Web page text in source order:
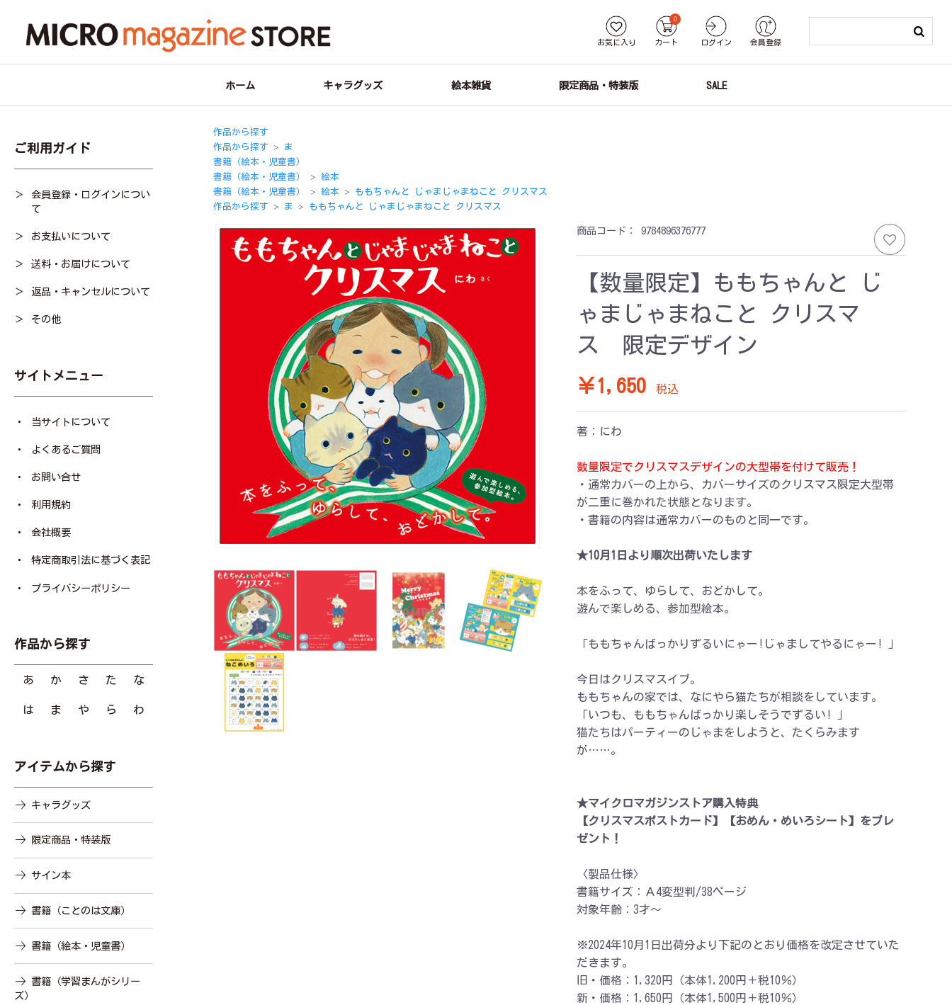
お気に入り カート
0
ログイン 会員登録
ホーム キャラグッズ 絵本雑貨 限定商品・特装版 SALE
ご利用ガイド
会員登録・ログインについ
て
お支払いについて
送料・お届けについて
返品・キャンセルについて
その他
サイトメニュー
当サイトについて
よくあるご質問
お問い合せ
利用規約
会社概要
特定商取引法に基づく表記
プライバシーポリシー
作品から探す
あ か さ た な
は ま や ら わ
アイテムから探す
キャラグッズ
限定商品・特装版
サイン本
書籍（ことのは文庫）
書籍（絵本・児童書）
書籍（学習まんがシリー
ズ）
作品から探す
作品から探す
＞ ま
書籍（絵本・児童書）
書籍（絵本・児童書）
＞ 絵本
書籍（絵本・児童書） ＞ 絵本 ＞ ももちゃんと じゃまじゃまねこと クリスマス
作品から探す ＞ ま ＞ ももちゃんと じゃまじゃまねこと クリスマス
商品コード： 9784896376777
【数量限定】ももちゃんと じ
ゃまじゃまねこと クリスマ
ス 限定デザイン
￥1,650 税込
著：にわ
数量限定でクリスマスデザインの大型帯を付けて販売！
・通常カバーの上から、カバーサイズのクリスマス限定大型帯
が二重に巻かれた状態となります。
・書籍の内容は通常カバーのものと同一です。
★10月1日より順次出荷いたします
本をふって、ゆらして、おどかして。
遊んで楽しめる、参加型絵本。
「ももちゃんばっかりずるいにゃー!じゃましてやるにゃー! 」
今日はクリスマスイブ。
ももちゃんの家では、なにやら猫たちが相談をしています。
「いつも、ももちゃんばっかり楽しそうでずるい! 」
猫たちはパーティーのじゃまをしようと、たくらみます
が……。
★マイクロマガジンストア購入特典
【クリスマスポストカード】【おめん・めいろシート】をプレ
ゼント！
〈製品仕様〉
書籍サイズ：Ａ4変型判/38ページ
対象年齢：3才～
※2024年10月1日出荷分より下記のとおり価格を改定させていた
だきます。
旧・価格：1,320円（本体1,200円＋税10％）
新・価格：1,650円（本体1,500円＋税10％）